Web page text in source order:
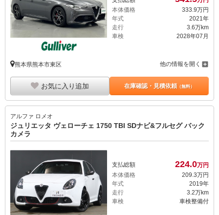
本体価格
333.9万円
年式
2021年
走行
3.6万km
車検
2028年07月
熊本県熊本市東区 他の情報を開く
お気に入り追加 在庫確認・見積依頼（無料）
アルファ ロメオ
ジュリエッタ ヴェローチェ 1750 TBI SDナビ&フルセグ バック
カメラ
支払総額 224.0万円
本体価格
209. 3万円
年式
2019年
走行
3.2万km
車検
車検整備付